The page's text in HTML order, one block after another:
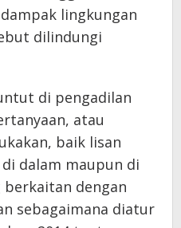
lingkungan
dilindungi
di pengadilan
atau
baik lisan
dalam maupun di
berkaitan dengan
sebagaimana diatur